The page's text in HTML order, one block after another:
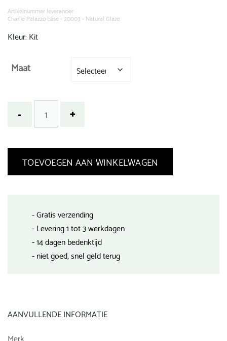
€ 109,99.
Artikelnummer leverancier:
Charlie Palazzo Ease - 20003 - Natural Glaze
Kleur: Kit
Maat
TOEVOEGEN AAN WINKELWAGEN
- Gratis verzending
- Levering 1 tot 3 werkdagen
- 14 dagen bedenktijd
- niet goed, snel geld terug
AANVULLENDE INFORMATIE
Merk